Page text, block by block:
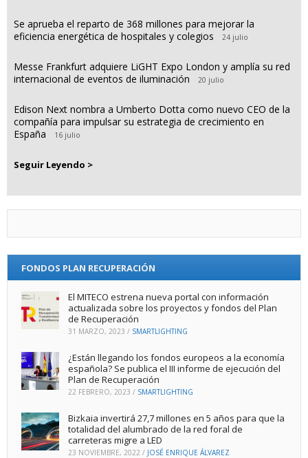
Se aprueba el reparto de 368 millones para mejorar la
eficiencia energética de hospitales y colegios
24 julio
Messe Frankfurt adquiere LiGHT Expo London y amplía su red
internacional de eventos de iluminación
20 julio
Edison Next nombra a Umberto Dotta como nuevo CEO de la
compañía para impulsar su estrategia de crecimiento en
España
16 julio
Seguir Leyendo >
FONDOS PLAN RECUPERACIÓN
El MITECO estrena nueva portal con información
actualizada sobre los proyectos y fondos del Plan
de Recuperación
31 MARZO, 2023 / SMARTLIGHTING
¿Están llegando los fondos europeos a la economía
española? Se publica el III informe de ejecución del
Plan de Recuperación
22 FEBRERO, 2023 / SMARTLIGHTING
Bizkaia invertirá 27,7 millones en 5 años para que la
totalidad del alumbrado de la red foral de
carreteras migre a LED
23 NOVIEMBRE, 2022 / JOSÉ ENRIQUE ÁLVAREZ